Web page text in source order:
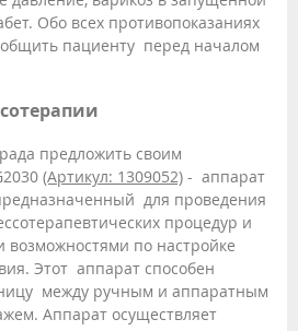
Обо всех противопоказаниях
пациенту перед началом
предложить своим
(Артикул: 1309052) - аппарат
для проведения
процедур и
по настройке
Этот аппарат способен
между ручным и аппаратным
Аппарат осуществляет